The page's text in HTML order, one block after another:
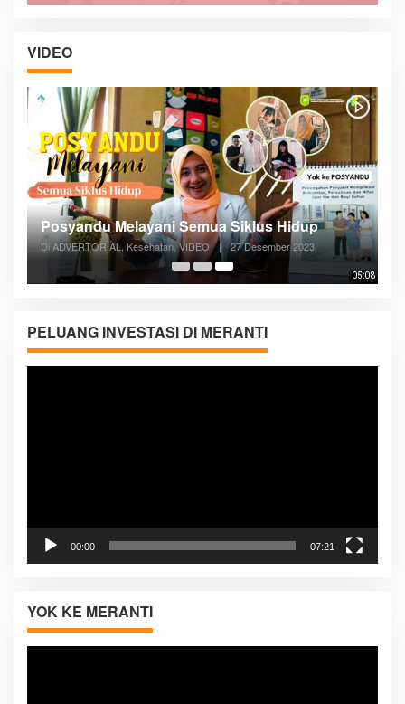
VIDEO
05:08
Posyandu Melayani Semua Siklus Hidup
Di ADVERTORIAL, Kesehatan, VIDEO | 27 Desember 2023
PELUANG INVESTASI DI MERANTI
Pemutar
00:00 07:21
YOK KE MERANTI